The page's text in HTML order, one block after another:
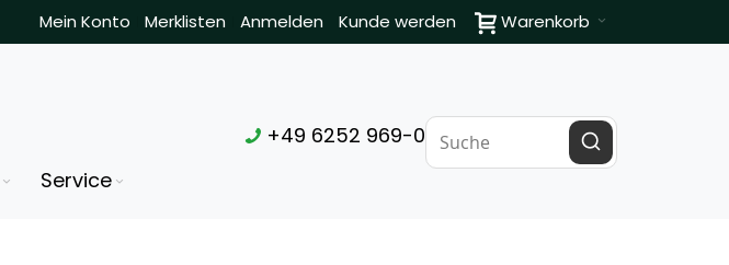
Warenkorb
Kunde werden
Mein Konto Merklisten Anmelden
Service
+49 6252 969-0